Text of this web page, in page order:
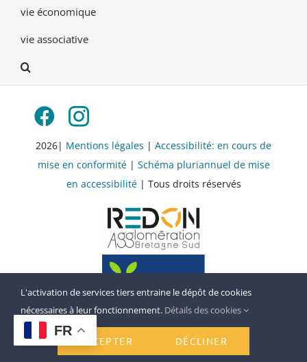
vie économique
vie associative
2026| Mentions légales | Accessibilité: en cours de
mise en conformité | Schéma pluriannuel de mise
en accessibilité| Tous droits réservés
FR
L'activation de services tiers entraine le dépôt de cookies
nécessaires à leur fonctionnement. Détails des cookies
ACCEPTER DÉCLINER